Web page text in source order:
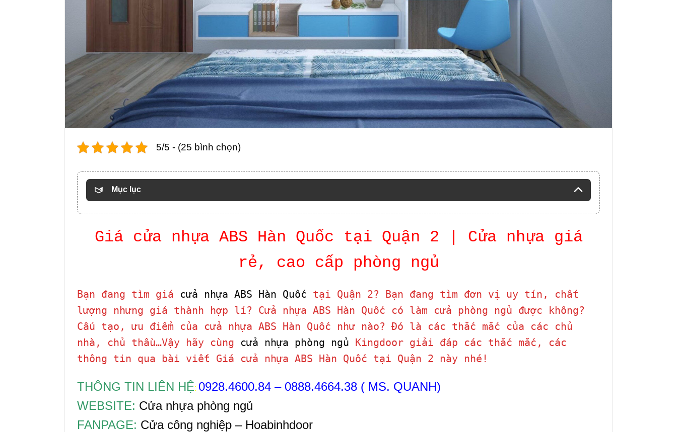
5/5 - (25 bình chọn)
Mục lục
Giá cửa nhựa ABS Hàn Quốc tại Quận 2 | Cửa nhựa giá
rẻ, cao cấp phòng ngủ
Bạn đang tìm giá cửa nhựa ABS Hàn Quốc tại Quận 2? Bạn đang tìm đơn vị uy tín, chất
lượng nhưng giá thành hợp lí? Cửa nhựa ABS Hàn Quốc có làm cửa phòng ngủ được không?
Cấu tạo, ưu điểm của cửa nhựa ABS Hàn Quốc như nào? Đó là các thắc mắc của các chủ
nhà, chủ thầu…Vậy hãy cùng cửa nhựa phòng ngủ Kingdoor giải đáp các thắc mắc, các
thông tin qua bài viết Giá cửa nhựa ABS Hàn Quốc tại Quận 2 này nhé!
THÔNG TIN LIÊN HỆ: 0928.4600.84 – 0888.4664.38 ( MS. QUANH)
WEBSITE: Cửa nhựa phòng ngủ
FANPAGE: Cửa công nghiệp – Hoabinhdoor